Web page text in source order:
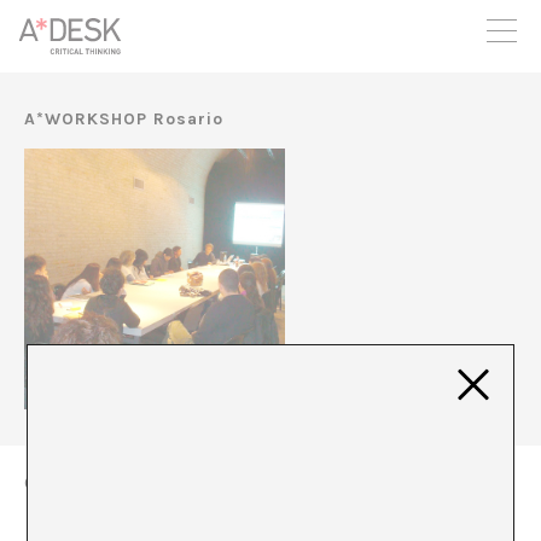
seguim necessitant-te per a poder seguir endavant. Ara pots
participar del projecte i recolzar-lo.
A*WORKSHOP Rosario
Centro Cultural de España en Rosario (Argentina)